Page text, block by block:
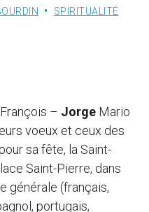
SPIRITUALITÉ
– Jorge Mario
voeux et ceux des
sa fête, la Saint-
Saint-Pierre, dans
générale (français,
portugais,